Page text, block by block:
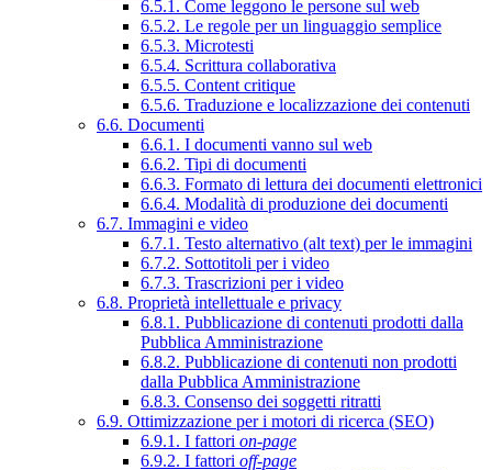
6.5.1. Come leggono le persone sul web
6.5.2. Le regole per un linguaggio semplice
6.5.3. Microtesti
6.5.4. Scrittura collaborativa
6.5.5. Content critique
6.5.6. Traduzione e localizzazione dei contenuti
6.6. Documenti
6.6.1. I documenti vanno sul web
6.6.2. Tipi di documenti
6.6.3. Formato di lettura dei documenti elettronici
6.6.4. Modalità di produzione dei documenti
6.7. Immagini e video
6.7.1. Testo alternativo (alt text) per le immagini
6.7.2. Sottotitoli per i video
6.7.3. Trascrizioni per i video
6.8. Proprietà intellettuale e privacy
6.8.1. Pubblicazione di contenuti prodotti dalla
Pubblica Amministrazione
6.8.2. Pubblicazione di contenuti non prodotti
dalla Pubblica Amministrazione
6.8.3. Consenso dei soggetti ritratti
6.9. Ottimizzazione per i motori di ricerca (SEO)
6.9.1. I fattori on-page
6.9.2. I fattori off-page